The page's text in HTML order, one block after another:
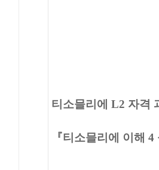
티소믈리에 L2 자격
『티소믈리에 이해 4